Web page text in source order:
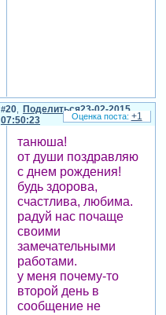
Поделиться
20
23-02-2015
07:50:23
танюша!
от души поздравляю
с днем рождения!
будь здорова,
счастлива, любима.
радуй нас почаще
своими
замечательными
работами.
у меня почему-то
второй день в
сообщение не
+1